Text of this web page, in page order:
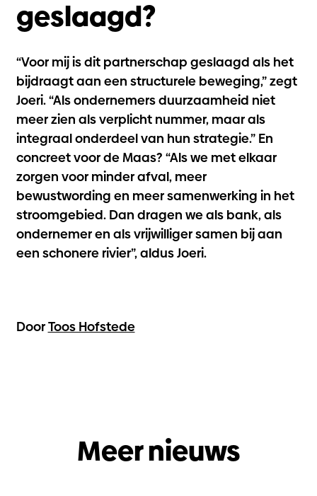
geslaagd?
“Voor mij is dit partnerschap geslaagd als het
bijdraagt aan een structurele beweging,” zegt
Joeri. “Als ondernemers duurzaamheid niet
meer zien als verplicht nummer, maar als
integraal onderdeel van hun strategie.” En
concreet voor de Maas? “Als we met elkaar
zorgen voor minder afval, meer
bewustwording en meer samenwerking in het
stroomgebied. Dan dragen we als bank, als
ondernemer en als vrijwilliger samen bij aan
een schonere rivier”, aldus Joeri.
DoorToos Hofstede
Meer nieuws